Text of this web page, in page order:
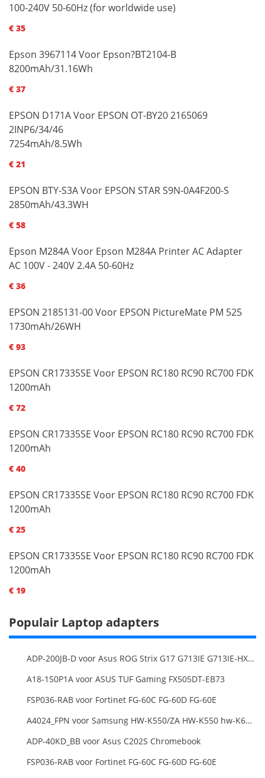
100-240V 50-60Hz (for worldwide use)
€ 35
Epson 3967114 Voor Epson?BT2104-B
8200mAh/31.16Wh
€ 37
EPSON D171A Voor EPSON OT-BY20 2165069
2INP6/34/46
7254mAh/8.5Wh
€ 21
EPSON BTY-S3A Voor EPSON STAR S9N-0A4F200-S
2850mAh/43.3WH
€ 58
Epson M284A Voor Epson M284A Printer AC Adapter
AC 100V - 240V 2.4A 50-60Hz
€ 36
EPSON 2185131-00 Voor EPSON PictureMate PM 525
1730mAh/26WH
€ 93
EPSON CR17335SE Voor EPSON RC180 RC90 RC700 FDK
1200mAh
€ 72
EPSON CR17335SE Voor EPSON RC180 RC90 RC700 FDK
1200mAh
€ 40
EPSON CR17335SE Voor EPSON RC180 RC90 RC700 FDK
1200mAh
€ 25
EPSON CR17335SE Voor EPSON RC180 RC90 RC700 FDK
1200mAh
€ 19
Populair Laptop adapters
ADP-200JB-D voor Asus ROG Strix G17 G713IE G713IE-HX002W
A18-150P1A voor ASUS TUF Gaming FX505DT-EB73
FSP036-RAB voor Fortinet FG-60C FG-60D FG-60E
A4024_FPN voor Samsung HW-K550/ZA HW-K550 hw-K650 Soundbar
ADP-40KD_BB voor Asus C202S Chromebook
FSP036-RAB voor Fortinet FG-60C FG-60D FG-60E